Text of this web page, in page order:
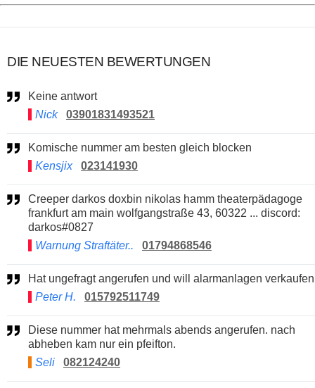
DIE NEUESTEN BEWERTUNGEN
Keine antwort
Nick
03901831493521
Komische nummer am besten gleich blocken
Kensjix
023141930
Creeper darkos doxbin nikolas hamm theaterpädagoge
frankfurt am main wolfgangstraße 43, 60322 ... discord:
darkos#0827
Warnung Straftäter..
01794868546
Hat ungefragt angerufen und will alarmanlagen verkaufen
Peter H.
015792511749
Diese nummer hat mehrmals abends angerufen. nach
abheben kam nur ein pfeifton.
Seli
082124240